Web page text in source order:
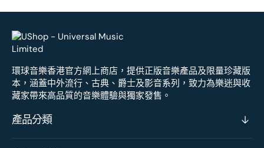
環球音樂香港官方網上商店，提供正版音樂產品及限量珍藏版
本，涵蓋中外流行、古典、爵士及影音系列，致力為樂迷與收
藏家帶來高品質的音樂體驗與獨家發售。
產品分類